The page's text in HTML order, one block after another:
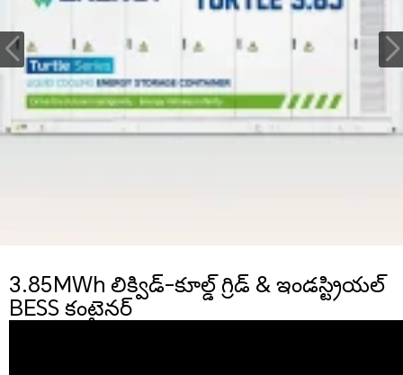
3.85MWh లిక్విడ్-కూల్డ్ గ్రిడ్ & ఇండస్ట్రియల్
BESS కంటైనర్